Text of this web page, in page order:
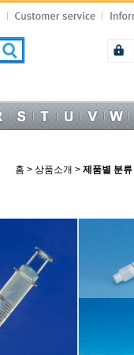
홈 > 상품소개 > 제품별 분류